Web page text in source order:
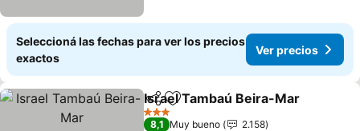
Seleccioná las fechas para ver los precios
exactos
Ver precios
CompartirAñadir a favoritos
Israel Tambaú Beira-Mar
3 Estrellas
8,1 Muy bueno
2.158